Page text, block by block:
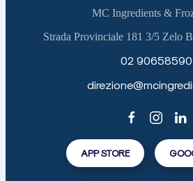
MC Ingredients &
Strada Provinciale 181 3/5 Zelo
02 90658590
APP STORE